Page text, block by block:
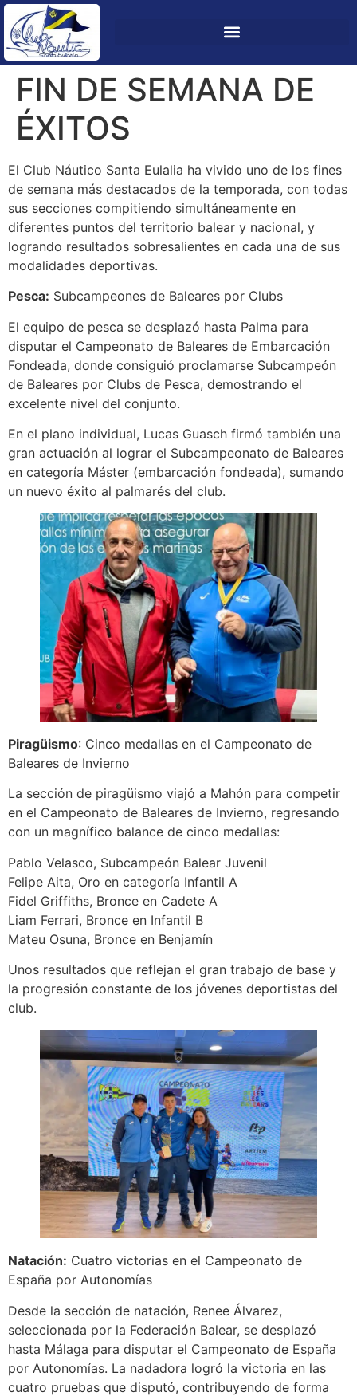
FIN DE SEMANA DE
ÉXITOS
El Club Náutico Santa Eulalia ha vivido uno de los fines
de semana más destacados de la temporada, con todas
sus secciones compitiendo simultáneamente en
diferentes puntos del territorio balear y nacional, y
logrando resultados sobresalientes en cada una de sus
modalidades deportivas.
Pesca: Subcampeones de Baleares por Clubs
El equipo de pesca se desplazó hasta Palma para
disputar el Campeonato de Baleares de Embarcación
Fondeada, donde consiguió proclamarse Subcampeón
de Baleares por Clubs de Pesca, demostrando el
excelente nivel del conjunto.
En el plano individual, Lucas Guasch firmó también una
gran actuación al lograr el Subcampeonato de Baleares
en categoría Máster (embarcación fondeada), sumando
un nuevo éxito al palmarés del club.
Piragüismo: Cinco medallas en el Campeonato de
Baleares de Invierno
La sección de piragüismo viajó a Mahón para competir
en el Campeonato de Baleares de Invierno, regresando
con un magnífico balance de cinco medallas:
Pablo Velasco, Subcampeón Balear Juvenil
Felipe Aita, Oro en categoría Infantil A
Fidel Griffiths, Bronce en Cadete A
Liam Ferrari, Bronce en Infantil B
Mateu Osuna, Bronce en Benjamín
Unos resultados que reflejan el gran trabajo de base y
la progresión constante de los jóvenes deportistas del
club.
Natación: Cuatro victorias en el Campeonato de
España por Autonomías
Desde la sección de natación, Renee Álvarez,
seleccionada por la Federación Balear, se desplazó
hasta Málaga para disputar el Campeonato de España
por Autonomías. La nadadora logró la victoria en las
cuatro pruebas que disputó, contribuyendo de forma